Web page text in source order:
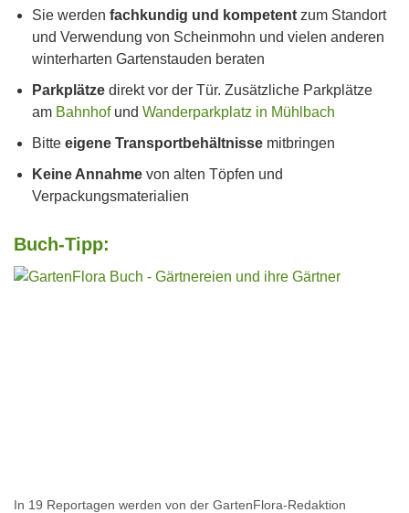
Sie werden fachkundig und kompetent zum Standort
und Verwendung von Scheinmohn und vielen anderen
winterharten Gartenstauden beraten
Parkplätze direkt vor der Tür. Zusätzliche Parkplätze
am Bahnhofund Wanderparkplatz in Mühlbach
Bitte eigene Transportbehältnisse mitbringen
Keine Annahme von alten Töpfen und
Verpackungsmaterialien
Buch-Tipp:
In 19 Reportagen werden von der GartenFlora-Redaktion